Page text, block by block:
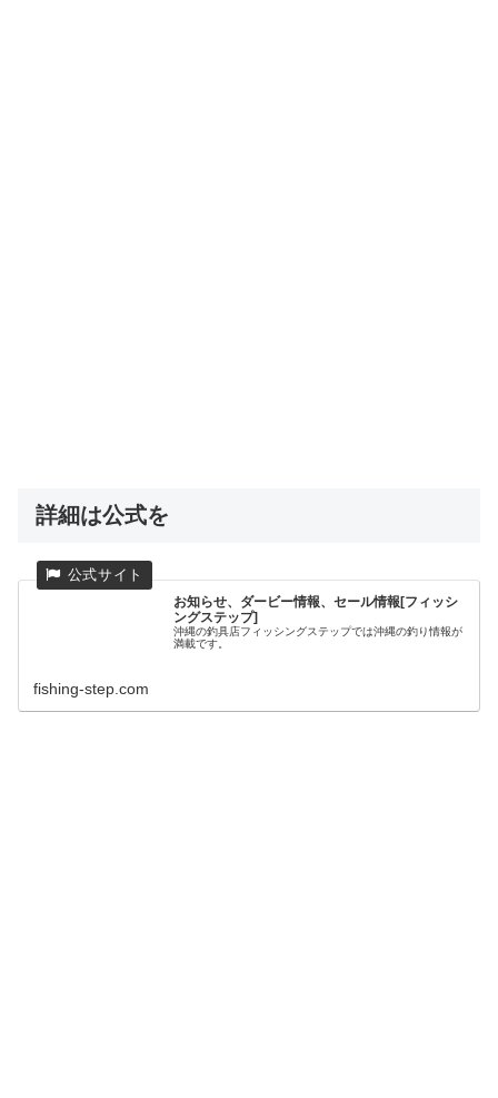
詳細は公式を
お知らせ、ダービー情報、セール情報[フィッシ
ングステップ]
沖縄の釣具店フィッシングステップでは沖縄の釣り情報が
満載です。
fishing-step.com